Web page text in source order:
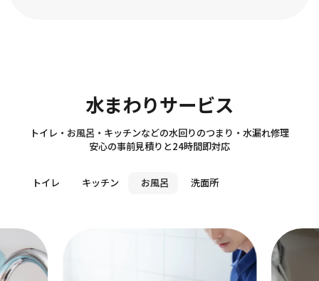
水まわりサービス
Sanitary
トイレ・お風呂・キッチンなどの水回りのつまり・水漏れ修理
安心の事前見積りと24時間即対応
トイレ キッチン お風呂 洗面所